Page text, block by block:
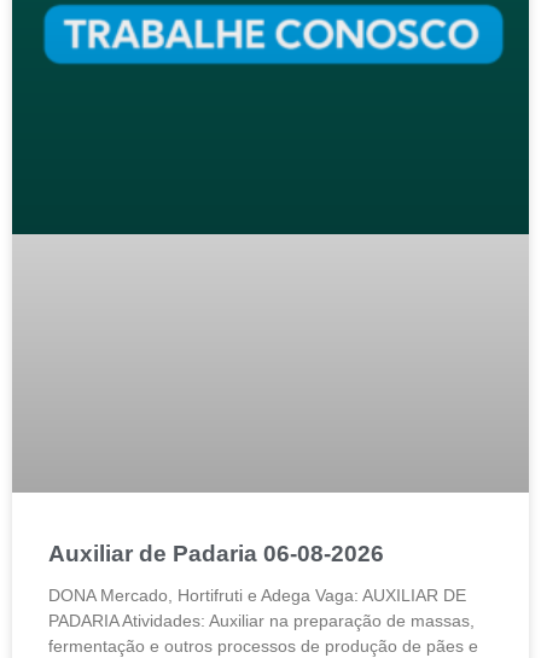
Auxiliar de Padaria 06-08-2026
DONA Mercado, Hortifruti e Adega Vaga: AUXILIAR DE
PADARIA Atividades: Auxiliar na preparação de massas,
fermentação e outros processos de produção de pães e